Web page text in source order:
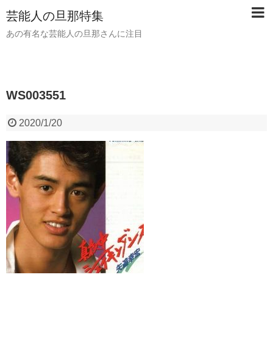
芸能人の旦那特集
あの有名な芸能人の旦那さんに注目
WS003551
2020/1/20